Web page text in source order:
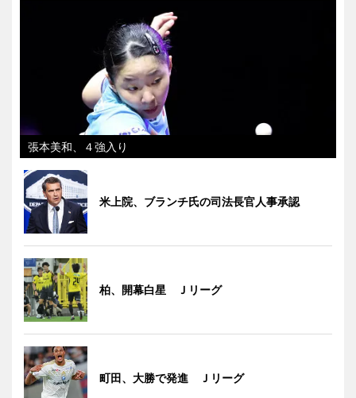
張本美和、４強入り
米上院、ブランチ氏の司法長官人事承認
柏、開幕白星 Ｊリーグ
町田、大勝で発進 Ｊリーグ